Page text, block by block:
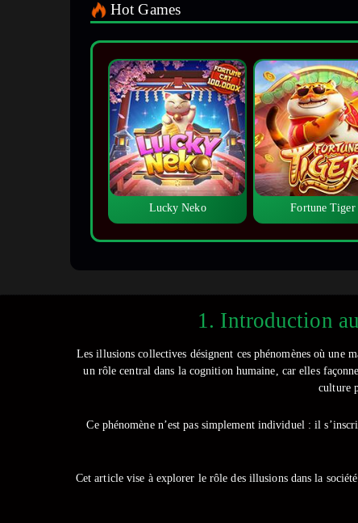
Hot Games
Lucky Neko Fortune Tiger
1. Introduction
Les illusions collectives désignent ces phénomènes où une
un rôle central dans la cognition humaine, car elles
culture
Ce phénomène n’est pas simplement individuel : il
Cet article vise à explorer le rôle des illusions dans la